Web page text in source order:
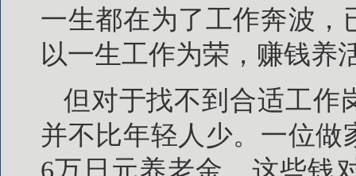
一生都在为了工作奔波
以一生工作为荣，赚钱养
但对于找不到合适工作
并不比年轻人少。一位做
6万日元养老金，这些钱